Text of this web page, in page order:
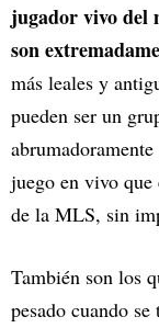
jugador vivo del
son
más leales y
pueden ser un
juego en vivo que
de la MLS, sin
También son los
pesado cuando